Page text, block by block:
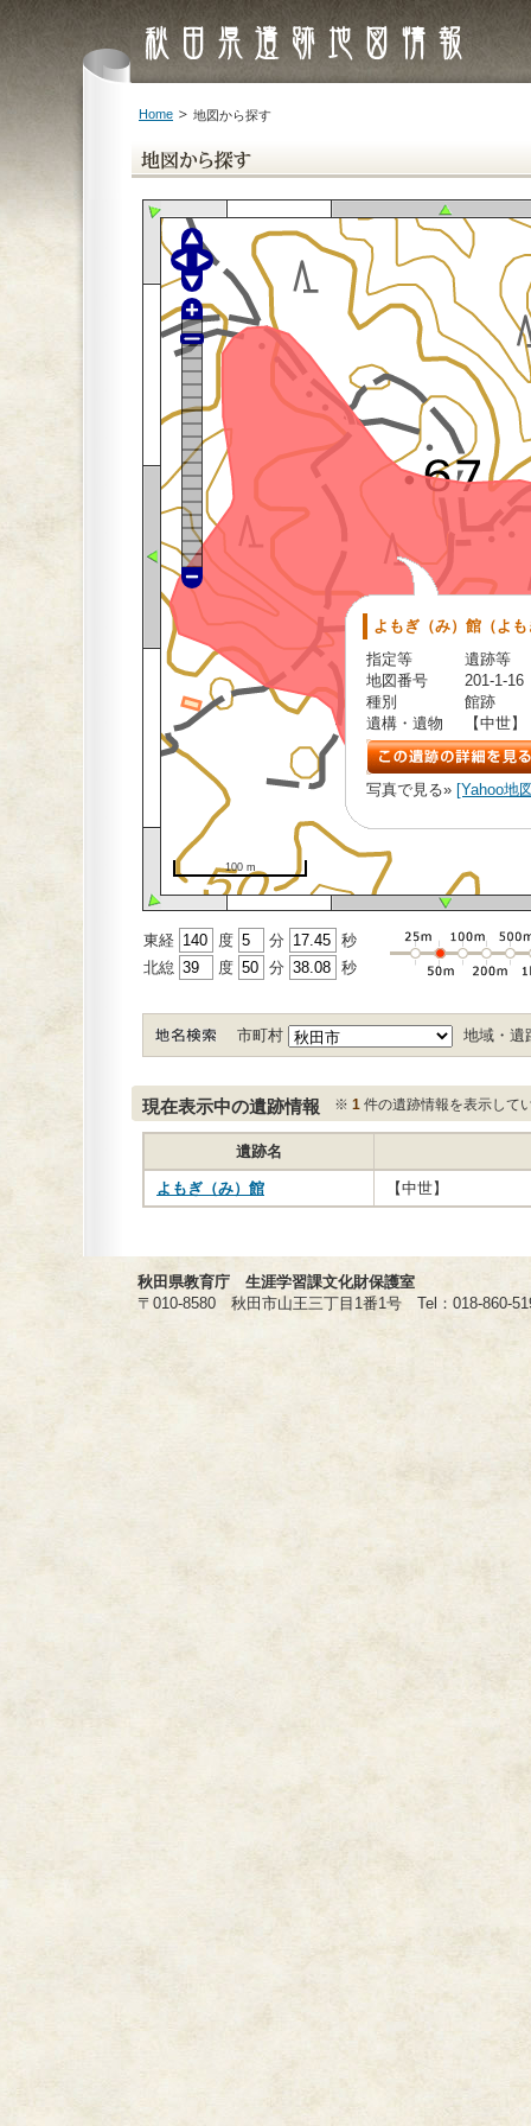
Home 地図から探す
よもぎ（み）館（よ
指定等
遺跡等
地図番号
201-1-16
種別
館跡
遺構・遺物
【中世】
写真で見る» [Yahoo地
100 m
東経 度 分
秒
北緿
度 分 秒
市町村 地域・遺
現在表示中の遺跡情報 ※ 1 件の遺跡情報を表示して
遺跡名
よもぎ（み）館 【中世】
秋田県教育庁 生涯学習課文化財保護室
〒010-8580 秋田市山王三丁目1番1号 Tel：018-860-